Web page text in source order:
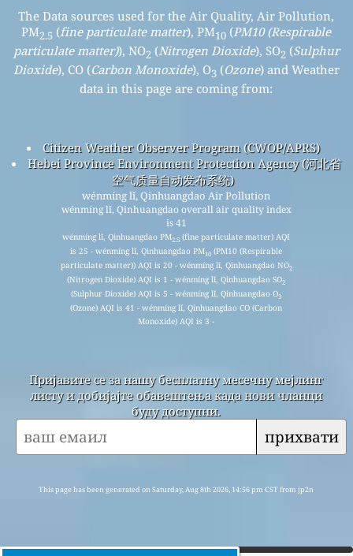
The Data sources used for the Air Quality, Air Pollution,
PM2.5 (fine particulate matter), PM10 (PM10 (Respirable
particulate matter)), NO2 (Nitrogen Dioxide), SO2 (Sulphur
Dioxide), CO (Carbon Monoxide), O3 (Ozone) and Weather
data in this page are coming from:
Citizen Weather Observer Program (CWOP/APRS)
Hebei Province Environment Protection Agency (河北省
空气质量自动发布系统)
wénmíng lǐ, Qinhuangdao Air Pollution
wénmíng lǐ, Qinhuangdao overall air quality index
is 41
wénmíng lǐ, Qinhuangdao PM2.5 (fine particulate matter) AQI
is 25 - wénmíng lǐ, Qinhuangdao PM10 (PM10 (Respirable
particulate matter)) AQI is 20 - wénmíng lǐ, Qinhuangdao NO2
(Nitrogen Dioxide) AQI is 1 - wénmíng lǐ, Qinhuangdao SO2
(Sulphur Dioxide) AQI is 5 - wénmíng lǐ, Qinhuangdao O3
(Ozone) AQI is 41 - wénmíng lǐ, Qinhuangdao CO (Carbon
Monoxide) AQI is 3 -
Пријавите се за нашу бесплатну месечну мејлинг
листу и добијајте обавештења када нови чланци
буду доступни.
прихвати
This page has been generated on Saturday, Aug 8th 2026, 14:56 pm CST from jp2n